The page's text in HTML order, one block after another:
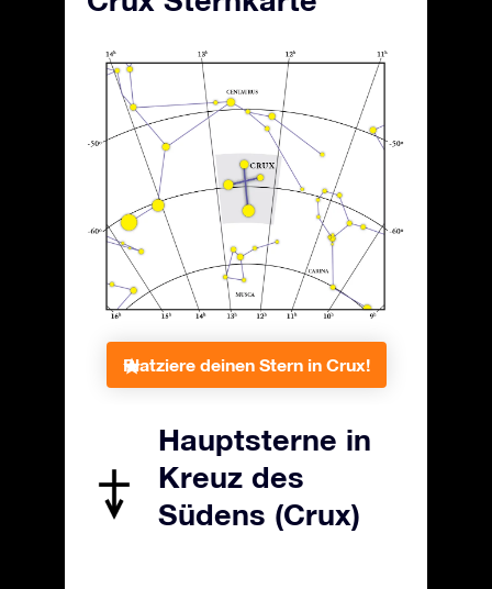
Platziere deinen Stern in Crux!
Hauptsterne in
Kreuz des
Südens (Crux)